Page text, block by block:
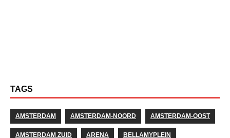
TAGS
AMSTERDAM AMSTERDAM-NOORD AMSTERDAM-OOST
AMSTERDAM ZUID ARENA BELLAMYPLEIN